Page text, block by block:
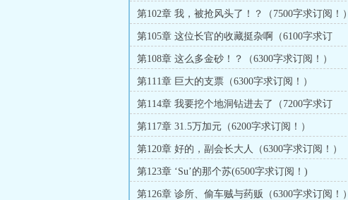
第102章 我，被抢风头了！？（7500字求订阅！）
第105章 这位长官的收藏挺杂啊（6100字求订
阅！）
第108章 这么多金砂！？（6300字求订阅！）
第111章 巨大的支票（6300字求订阅！）
第114章 我要挖个地洞钻进去了（7200字求订
阅！）
第117章 31.5万加元（6200字求订阅！）
第120章 好的，副会长大人（6300字求订阅！）
第123章 ‘Su’的那个苏(6500字求订阅！)
第126章 诊所、偷车贼与药贩（6300字求订阅！）